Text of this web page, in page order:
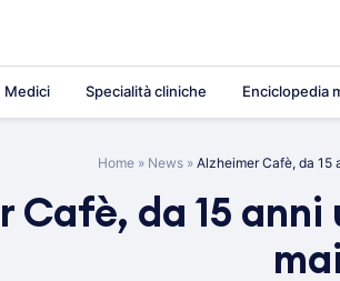
Medici Specialità cliniche Enciclopedia
Home » News » Alzheimer Cafè, da 15
Cafè, da 15